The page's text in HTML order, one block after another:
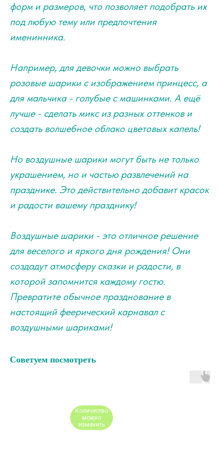
форм и размеров, что позволяет подобрать их
под любую тему или предпочтения
именинника.
Например, для девочки можно выбрать
розовые шарики с изображением принцесс, а
для мальчика - голубые с машинками. А ещё
лучше - сделать микс из разных оттенков и
создать волшебное облако цветовых капель!
Но воздушные шарики могут быть не только
украшением, но и частью развлечений на
празднике. Это действительно добавит красок
и радости вашему празднику!
Воздушные шарики - это отличное решение
для веселого и яркого дня рождения! Они
создадут атмосферу сказки и радости, в
которой запомнится каждому гостю.
Превратите обычное празднование в
настоящий феерический карнавал с
воздушными шариками!
Советуем посмотреть
Количество
можно
изменить